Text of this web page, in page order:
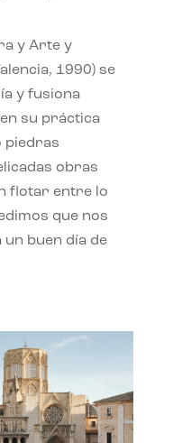
y Arte y
1990) se
y fusiona
su práctica
piedras
obras
flotar entre lo
que nos
un buen día de